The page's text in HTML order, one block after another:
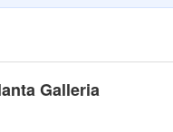
Galleria